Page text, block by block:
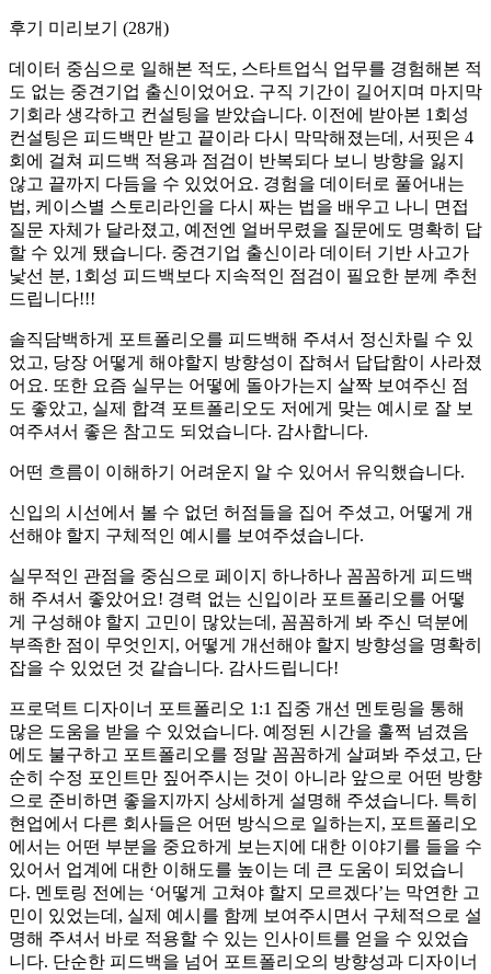
후기 미리보기 (28개)
데이터 중심으로 일해본 적도, 스타트업식 업무를 경험해본 적
도 없는 중견기업 출신이었어요. 구직 기간이 길어지며 마지막
기회라 생각하고 컨설팅을 받았습니다. 이전에 받아본 1회성
컨설팅은 피드백만 받고 끝이라 다시 막막해졌는데, 서핏은 4
회에 걸쳐 피드백 적용과 점검이 반복되다 보니 방향을 잃지
않고 끝까지 다듬을 수 있었어요. 경험을 데이터로 풀어내는
법, 케이스별 스토리라인을 다시 짜는 법을 배우고 나니 면접
질문 자체가 달라졌고, 예전엔 얼버무렸을 질문에도 명확히 답
할 수 있게 됐습니다. 중견기업 출신이라 데이터 기반 사고가
낯선 분, 1회성 피드백보다 지속적인 점검이 필요한 분께 추천
드립니다!!!
솔직담백하게 포트폴리오를 피드백해 주셔서 정신차릴 수 있
었고, 당장 어떻게 해야할지 방향성이 잡혀서 답답함이 사라졌
어요. 또한 요즘 실무는 어떻에 돌아가는지 살짝 보여주신 점
도 좋았고, 실제 합격 포트폴리오도 저에게 맞는 예시로 잘 보
여주셔서 좋은 참고도 되었습니다. 감사합니다.
어떤 흐름이 이해하기 어려운지 알 수 있어서 유익했습니다.
신입의 시선에서 볼 수 없던 허점들을 집어 주셨고, 어떻게 개
선해야 할지 구체적인 예시를 보여주셨습니다.
실무적인 관점을 중심으로 페이지 하나하나 꼼꼼하게 피드백
해 주셔서 좋았어요! 경력 없는 신입이라 포트폴리오를 어떻
게 구성해야 할지 고민이 많았는데, 꼼꼼하게 봐 주신 덕분에
부족한 점이 무엇인지, 어떻게 개선해야 할지 방향성을 명확히
잡을 수 있었던 것 같습니다. 감사드립니다!
프로덕트 디자이너 포트폴리오 1:1 집중 개선 멘토링을 통해
많은 도움을 받을 수 있었습니다. 예정된 시간을 훌쩍 넘겼음
에도 불구하고 포트폴리오를 정말 꼼꼼하게 살펴봐 주셨고, 단
순히 수정 포인트만 짚어주시는 것이 아니라 앞으로 어떤 방향
으로 준비하면 좋을지까지 상세하게 설명해 주셨습니다. 특히
현업에서 다른 회사들은 어떤 방식으로 일하는지, 포트폴리오
에서는 어떤 부분을 중요하게 보는지에 대한 이야기를 들을 수
있어서 업계에 대한 이해도를 높이는 데 큰 도움이 되었습니
다. 멘토링 전에는 ‘어떻게 고쳐야 할지 모르겠다’는 막연한 고
민이 있었는데, 실제 예시를 함께 보여주시면서 구체적으로 설
명해 주셔서 바로 적용할 수 있는 인사이트를 얻을 수 있었습
니다. 단순한 피드백을 넘어 포트폴리오의 방향성과 디자이너